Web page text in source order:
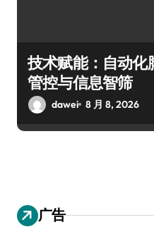
技术赋能：自动化
管控与信息智筛
dawei 8 月 8, 2026
广告